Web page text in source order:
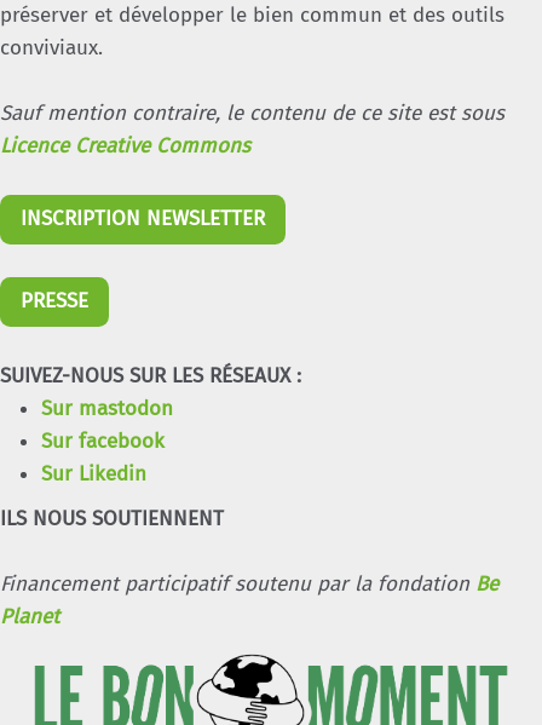
préserver et développer le bien commun et des outils
conviviaux.
Sauf mention contraire, le contenu de ce site est sous
Licence Creative Commons
INSCRIPTION NEWSLETTER
PRESSE
SUIVEZ-NOUS SUR LES RÉSEAUX :
Sur mastodon
Sur facebook
Sur Likedin
ILS NOUS SOUTIENNENT
Financement participatif soutenu par la fondation Be
Planet